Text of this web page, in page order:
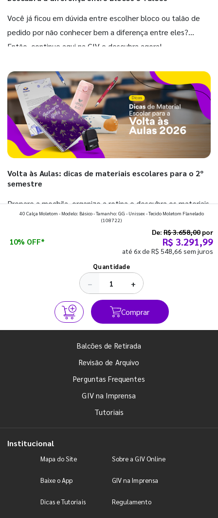
Você já ficou em dúvida entre escolher bloco ou talão de
pedido por não conhecer bem a diferença entre eles?
Então, continue aqui na GIV e descubra agora!
Volta às Aulas: dicas de materiais escolares para o 2º
semestre
Prepare a mochila, organize a rotina e descubra os materiais
que fazem toda diferença para começar o segundo
40 Calça Moletom - Modelo: Básico - Tamanho: GG - Unissex - Tecido Moletom Flanelado
(108722)
10% OFF*
De: R$ 3.658,00 por
R$ 3.291,99
até 6x de R$ 548,66 sem juros
Quantidade
− +
Comprar
Balcões de Retirada
Revisão de Arquivo
Perguntas Frequentes
GIV na Imprensa
Tutoriais
Institucional
Mapa do Site Sobre a GIV Online
Baixe o App GIV na Imprensa
Dicas e Tutoriais Regulamento